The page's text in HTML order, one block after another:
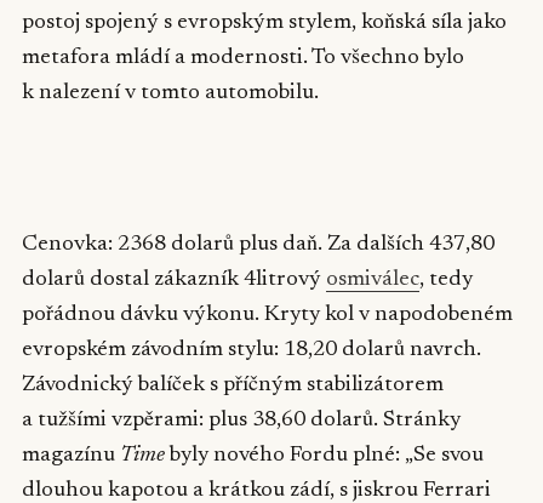
postoj spojený s evropským stylem, koňská síla jako
metafora mládí a modernosti. To všechno bylo
k nalezení v tomto automobilu.
Cenovka: 2368 dolarů plus daň. Za dalších 437,80
dolarů dostal zákazník 4litrový osmiválec, tedy
pořádnou dávku výkonu. Kryty kol v napodobeném
evropském závodním stylu: 18,20 dolarů navrch.
Závodnický balíček s příčným stabilizátorem
a tužšími vzpěrami: plus 38,60 dolarů. Stránky
magazínu Time byly nového Fordu plné: „Se svou
dlouhou kapotou a krátkou zádí, s jiskrou Ferrari